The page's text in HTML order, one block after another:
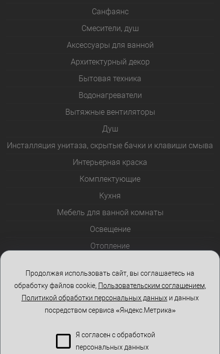
Санфаянс
Смесители, душ
Аксессуары для ванной
Архитектурный декор
Бытовая техника
Водонагреватели
Вытяжные вентиляторы
Душ
Инсталляция унитаза, скрытые бачки и клавиши смыва
Интерьерная краска
Комплектующие
Кухня
Мебель для ванной комнаты
Освещение
Отопление
Розетки и выключатели
Стеклоблоки
Столы и стулья
Продолжая использовать сайт, вы соглашаетесь на
обработку файлов cookie, Пользовательским соглашением,
Политикой обработки персональных данных и данных
посредством сервиса «Яндекс.Метрика»
Я согласен с обработкой
персональных данных